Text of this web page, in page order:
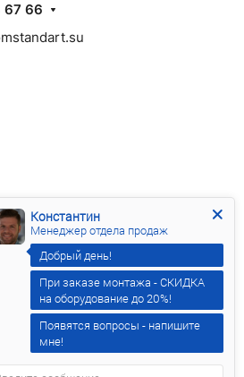
67 66
Константин
Менеджер отдела продаж
При заказе монтажа - СКИДКА
на оборудование до 20%!
Появятся вопросы - напишите
мне!